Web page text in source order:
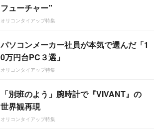
フューチャー”
オリコンタイアップ特集
パソコンメーカー社員が本気で選んだ「1
0万円台PC３選」
オリコンタイアップ特集
「別班のよう」腕時計で『VIVANT』の
世界観再現
オリコンタイアップ特集